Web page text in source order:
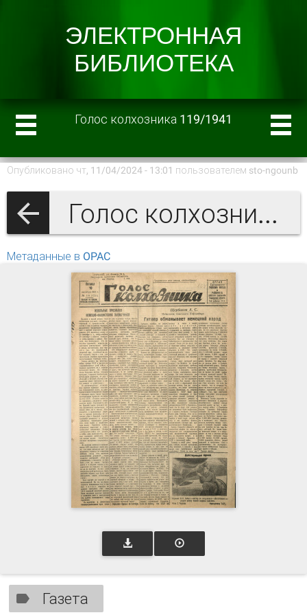
Голос колхозника 119/1941
Опубликовано чт, 11/04/2024 - 13:01 пользователем sto-ngounb
Голос колхозника 1941 г.
Метаданные в OPAC
Газета